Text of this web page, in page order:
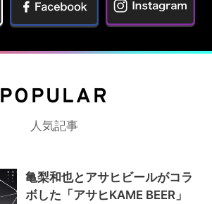
POPULAR
人気記事
亀梨和也とアサヒビールがコラ
ボした「アサヒKAME BEER」